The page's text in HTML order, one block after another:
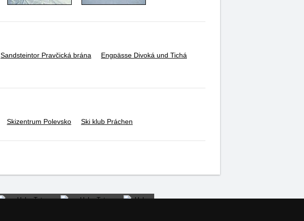
Sandsteintor Pravčická brána
Engpässe Divoká und Tichá
Skizentrum Polevsko Ski klub Práchen